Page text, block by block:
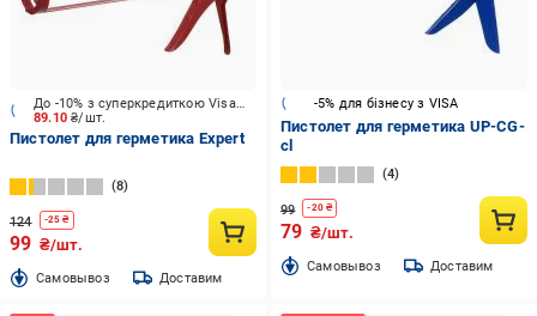
89.10₴/шт.
До -10% з суперкредиткою Visa Вигода
Пистолет для герметика Expert
8
124 -25 ₴
99 ₴/шт.
Cамовывоз Доставим
-5% для бізнесу з VISA
Пистолет для герметика UP-CG-
cl
4
99 -20₴
79 ₴/шт.
Cамовывоз Доставим